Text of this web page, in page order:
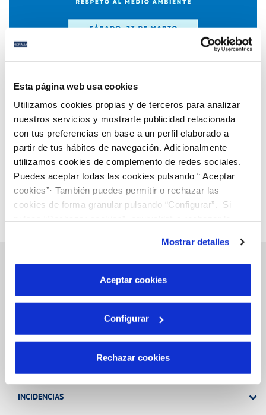
Esta página web usa cookies
Utilizamos cookies propias y de terceros para analizar
nuestros servicios y mostrarte publicidad relacionada
con tus preferencias en base a un perfil elaborado a
partir de tus hábitos de navegación. Adicionalmente
utilizamos cookies de complemento de redes sociales.
Puedes aceptar todas las cookies pulsando “ Aceptar
cookies”· También puedes permitir o rechazar las
cookies de forma granular pulsando “Configurar”. Si
son indispensables para que el sitio web funcione y que
por tanto no se pueden desactivar. Puedes consultar
más información en nuestraPolítica de Cookies
Mostrar detalles
Aceptar cookies
Configurar
Rechazar cookies
Hidralia y el Ayuntamiento de Rincón de la Victoria
concienciación para los más pequeños del
municipio
Página 21 de 112
Anterior Siguiente
Gestiones Online
FACTURAS, PAGOS Y CONSUMOS
MODIFICACIÓN DE DATOS
INCIDENCIAS